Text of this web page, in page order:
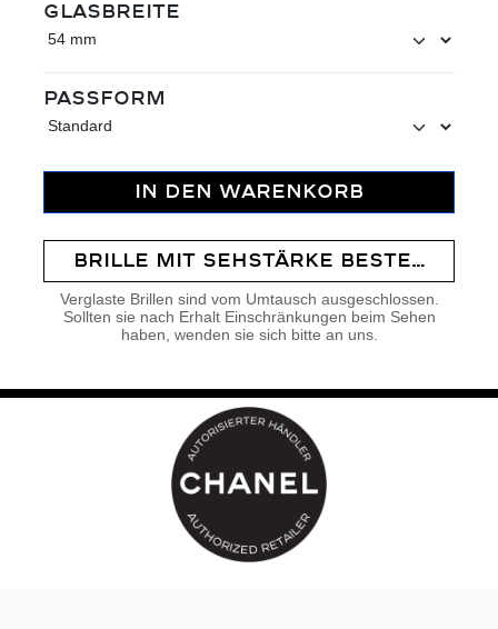
Glasbreite
Passform
IN DEN WARENKORB
BRILLE MIT SEHSTÄRKE BESTELLEN
Verglaste Brillen sind vom Umtausch ausgeschlossen.
Sollten sie nach Erhalt Einschränkungen beim Sehen
haben, wenden sie sich bitte an uns.